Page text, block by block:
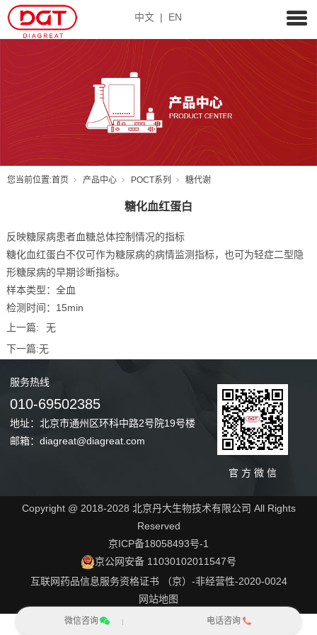
中文 | EN
您当前位置:首页 产品中心 POCT系列 糖代谢
糖化血红蛋白
反映糖尿病患者血糖总体控制情况的指标
糖化血红蛋白不仅可作为糖尿病的病情监测指标，也可为轻症二型隐
形糖尿病的早期诊断指标。
样本类型：全血
检测时间：15min
上一篇:
无
下一篇:无
服务热线
010-69502385
地址：北京市通州区环科中路2号院19号楼
邮箱：diagreat@diagreat.com
官 方 微 信
Copyright @ 2018-2028 北京丹大生物技术有限公司 All Rights
Reserved
京ICP备18058493号-1
京公网安备 11030102011547号
互联网药品信息服务资格证书 （京）-非经营性-2020-0024
网站地图
微信咨询 电话咨询